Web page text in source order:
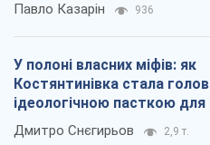
Павло Казарін 936
У полоні власних міфів: як
Костянтинівка стала
ідеологічною пасткою для
окупантів
Дмитро Снєгирьов 2,9 т.